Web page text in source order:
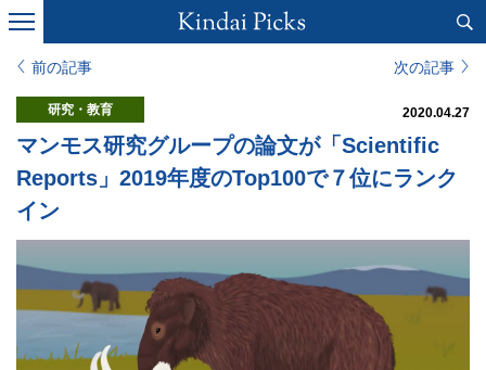
前の記事 次の記事
研究・教育 2020.04.27
マンモス研究グループの論文が「Scientific
Reports」2019年度のTop100で７位にランク
イン